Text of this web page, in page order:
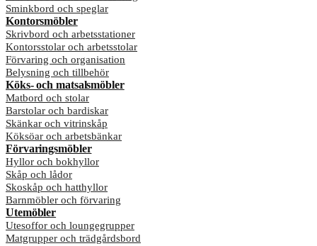
Sminkbord och speglar
Kontorsmöbler
Skrivbord och arbetsstationer
Kontorsstolar och arbetsstolar
Förvaring och organisation
Belysning och tillbehör
Köks- och matsalsmöbler
Matbord och stolar
Barstolar och bardiskar
Skänkar och vitrinskåp
Köksöar och arbetsbänkar
Förvaringsmöbler
Hyllor och bokhyllor
Skåp och lådor
Skoskåp och hatthyllor
Barnmöbler och förvaring
Utemöbler
Utesoffor och loungegrupper
Matgrupper och trädgårdsbord